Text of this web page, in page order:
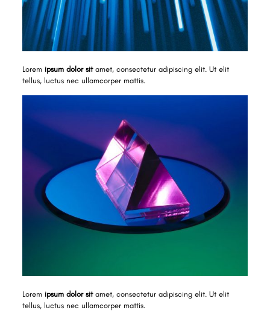
Lorem ipsum dolor sitamet, consectetur adipiscing elit. Ut elit
tellus, luctus nec ullamcorper mattis.
Lorem ipsum dolor sitamet, consectetur adipiscing elit. Ut elit
tellus, luctus nec ullamcorper mattis.